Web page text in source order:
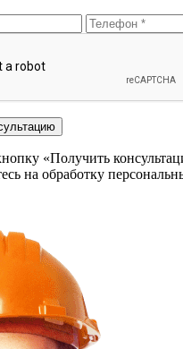
«Получить
на обработку